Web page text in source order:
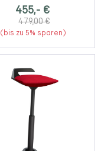
455,- €
479,00 €
(bis zu 5% sparen)